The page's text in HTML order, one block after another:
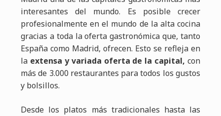
interesantes del mundo. Es posible crecer
profesionalmente en el mundo de la alta cocina
gracias a toda la oferta gastronómica que, tanto
España como Madrid, ofrecen. Esto se refleja en
laextensa y variada oferta de la capital, con
más de 3.000 restaurantes para todos los gustos
y bolsillos.
Desde los platos más tradicionales hasta las